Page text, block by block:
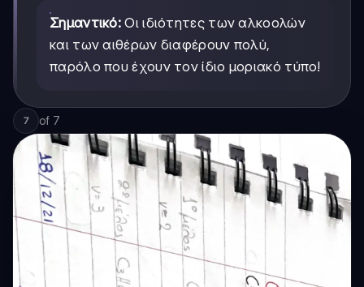
Σημαντικό: Οι ιδιότητες των αλκοολών
και των αιθέρων διαφέρουν πολύ,
παρόλο που έχουν τον ίδιο μοριακό τύπο!
7 of 7